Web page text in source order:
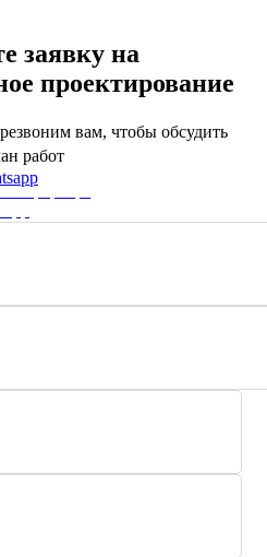
заявку на
проектирование
вам, чтобы обсудить
работ